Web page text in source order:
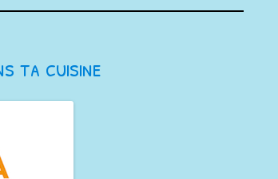
ta cuisine